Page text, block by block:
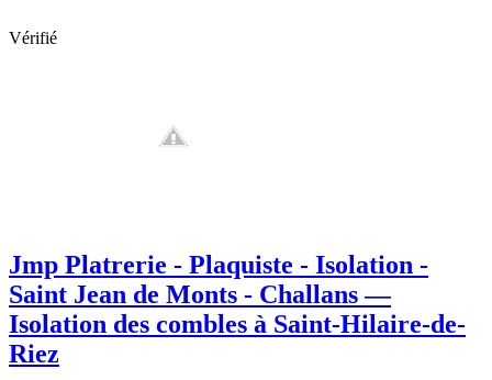
Vérifié
Jmp Platrerie - Plaquiste - Isolation -
Saint Jean de Monts - Challans —
Isolation des combles à Saint-Hilaire-de-
Riez